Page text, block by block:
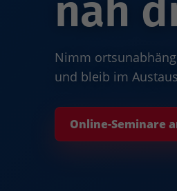
nah
Nimm
und bleib im
Online-Seminare